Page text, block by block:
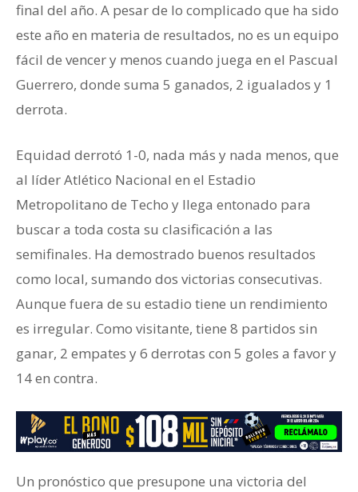
final del año. A pesar de lo complicado que ha sido
este año en materia de resultados, no es un equipo
fácil de vencer y menos cuando juega en el Pascual
Guerrero, donde suma 5 ganados, 2 igualados y 1
derrota.
Equidad derrotó 1-0, nada más y nada menos, que
al líder Atlético Nacional en el Estadio
Metropolitano de Techo y llega entonado para
buscar a toda costa su clasificación a las
semifinales. Ha demostrado buenos resultados
como local, sumando dos victorias consecutivas.
Aunque fuera de su estadio tiene un rendimiento
es irregular. Como visitante, tiene 8 partidos sin
ganar, 2 empates y 6 derrotas con 5 goles a favor y
14 en contra.
Un pronóstico que presupone una victoria del